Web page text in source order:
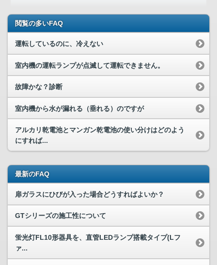
閲覧の多いFAQ
運転しているのに、冷えない
室内機の運転ランプが点滅して運転できません。
故障かな？診断
室内機から水が漏れる（垂れる）のですが
アルカリ乾電池とマンガン乾電池の使い分けはどのよう
にすれば...
最新のFAQ
扉ガラスにひびが入った場合どうすればよいか？
GTシリーズの施工性について
蛍光灯FL10形器具を、直管LEDランプ搭載タイプ(Lフ
ァ...